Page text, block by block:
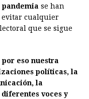
pandemia se han
evitar cualquier
que se sigue
eso nuestra
políticas, la
la
voces y